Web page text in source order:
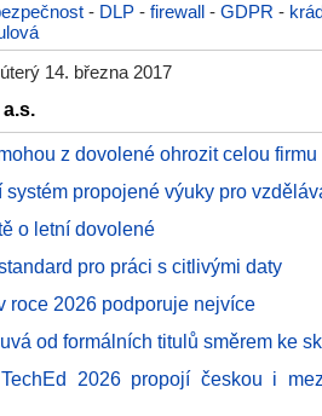
- DLP - firewall - GDPR -
14. března 2017
z dovolené ohrozit celou firmu
propojené výuky pro
o letní dovolené
pro práci s citlivými daty
roce 2026 podporuje nejvíce
od formálních titulů směrem ke
2026 propojí českou i